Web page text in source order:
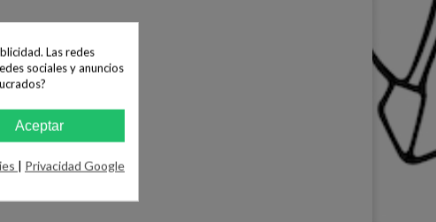
Las redes
sociales y anuncios
Aceptar
| Privacidad Google